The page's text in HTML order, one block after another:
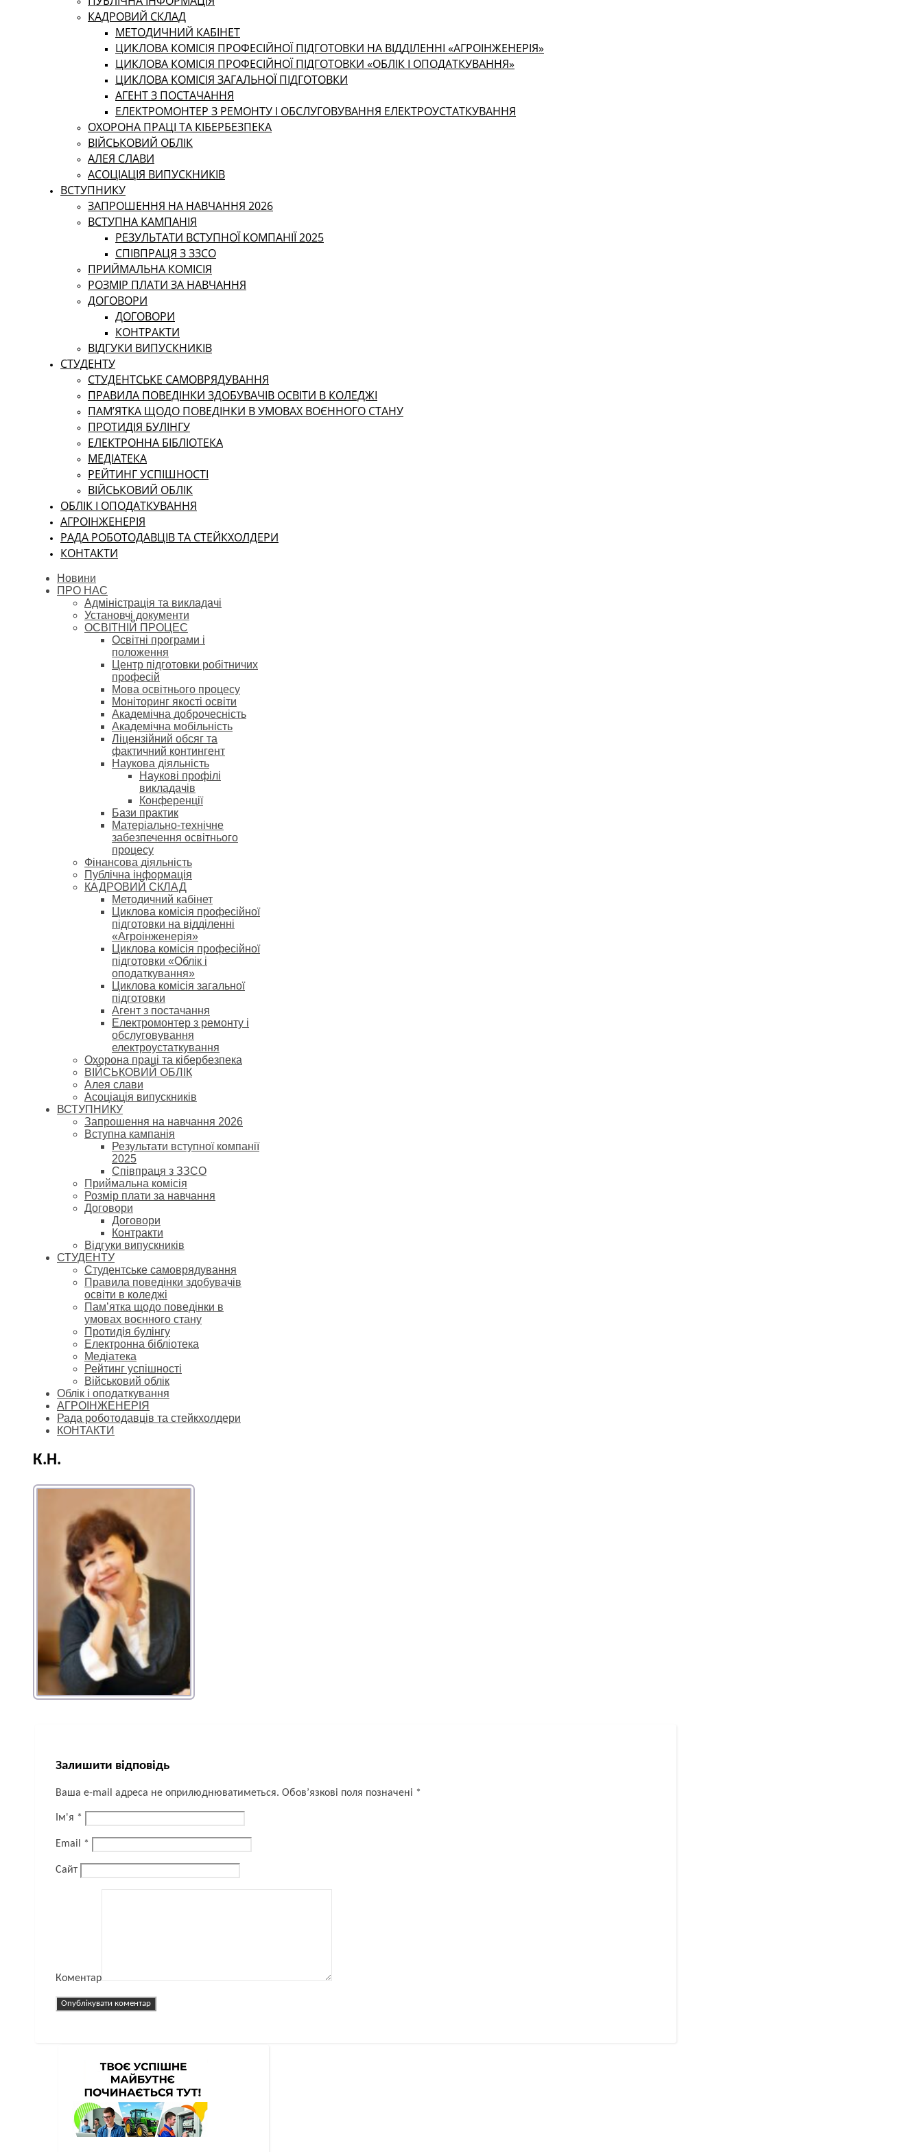
КАДРОВИЙ СКЛАД
МЕТОДИЧНИЙ КАБІНЕТ
ЦИКЛОВА КОМІСІЯ ПРОФЕСІЙНОЇ ПІДГОТОВКИ НА ВІДДІЛЕННІ «АГРОІНЖЕНЕРІЯ»
ЦИКЛОВА КОМІСІЯ ПРОФЕСІЙНОЇ ПІДГОТОВКИ «ОБЛІК І ОПОДАТКУВАННЯ»
ЦИКЛОВА КОМІСІЯ ЗАГАЛЬНОЇ ПІДГОТОВКИ
АГЕНТ З ПОСТАЧАННЯ
ЕЛЕКТРОМОНТЕР З РЕМОНТУ І ОБСЛУГОВУВАННЯ ЕЛЕКТРОУСТАТКУВАННЯ
ОХОРОНА ПРАЦІ ТА КІБЕРБЕЗПЕКА
ВІЙСЬКОВИЙ ОБЛІК
АЛЕЯ СЛАВИ
АСОЦІАЦІЯ ВИПУСКНИКІВ
ВСТУПНИКУ
ЗАПРОШЕННЯ НА НАВЧАННЯ 2026
ВСТУПНА КАМПАНІЯ
РЕЗУЛЬТАТИ ВСТУПНОЇ КОМПАНІЇ 2025
СПІВПРАЦЯ З ЗЗСО
ПРИЙМАЛЬНА КОМІСІЯ
РОЗМІР ПЛАТИ ЗА НАВЧАННЯ
ДОГОВОРИ
ДОГОВОРИ
КОНТРАКТИ
ВІДГУКИ ВИПУСКНИКІВ
СТУДЕНТУ
CТУДЕНТСЬКЕ САМОВРЯДУВАННЯ
ПРАВИЛА ПОВЕДІНКИ ЗДОБУВАЧІВ ОСВІТИ В КОЛЕДЖІ
ПАМ’ЯТКА ЩОДО ПОВЕДІНКИ В УМОВАХ ВОЄННОГО СТАНУ
ПРОТИДІЯ БУЛІНГУ
ЕЛЕКТРОННА БІБЛІОТЕКА
МЕДІАТЕКА
РЕЙТИНГ УСПІШНОСТІ
ВІЙСЬКОВИЙ ОБЛІК
ОБЛІК І ОПОДАТКУВАННЯ
АГРОІНЖЕНЕРІЯ
РАДА РОБОТОДАВЦІВ ТА СТЕЙКХОЛДЕРИ
КОНТАКТИ
Новини
ПРО НАС
Адміністрація та викладачі
Установчі документи
ОСВІТНІЙ ПРОЦЕС
Освітні програми і
положення
Центр підготовки робітничих
професій
Мова освітнього процесу
Моніторинг якості освіти
Академічна доброчесність
Академічна мобільність
Ліцензійний обсяг та
фактичний контингент
Наукова діяльність
Наукові профілі
викладачів
Конференції
Бази практик
Матеріально-технічне
забезпечення освітнього
процесу
Фінансова діяльність
Публічна інформація
КАДРОВИЙ СКЛАД
Методичний кабінет
Циклова комісія професійної
підготовки на відділенні
«Агроінженерія»
Циклова комісія професійної
підготовки «Облік і
оподаткування»
Циклова комісія загальної
підготовки
Агент з постачання
Електромонтер з ремонту і
обслуговування
електроустаткування
Охорона праці та кібербезпека
ВІЙСЬКОВИЙ ОБЛІК
Алея слави
Асоціація випускників
ВСТУПНИКУ
Запрошення на навчання 2026
Вступна кампанія
Результати вступної компанії
2025
Співпраця з ЗЗСО
Приймальна комісія
Розмір плати за навчання
Договори
Договори
Контракти
Відгуки випускників
СТУДЕНТУ
Cтудентське самоврядування
Правила поведінки здобувачів
освіти в коледжі
Пам’ятка щодо поведінки в
умовах воєнного стану
Протидія булінгу
Електронна бібліотека
Медіатека
Рейтинг успішності
Військовий облік
Облік і оподаткування
АГРОІНЖЕНЕРІЯ
Рада роботодавців та стейкхолдери
КОНТАКТИ
К.Н.
Залишити відповідь
Ваша e-mail адреса не оприлюднюватиметься. Обов’язкові поля позначені *
Ім'я *
Email *
Сайт
Коментар